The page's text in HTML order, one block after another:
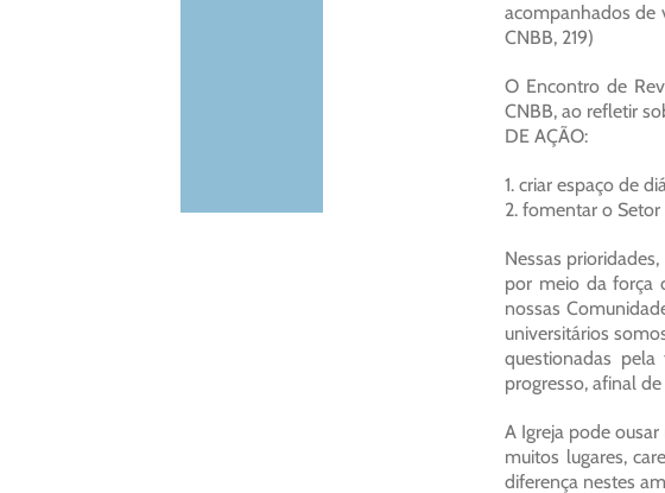
acompanhados de
CNBB, 219)
O Encontro de
CNBB, ao refletir
DE AÇÃO:
1. criar espaço de
2. fomentar o
Nessas
por meio da força
nossas
universitários
questionadas
progresso, afinal
A Igreja pode
muitos lugares,
diferença nestes